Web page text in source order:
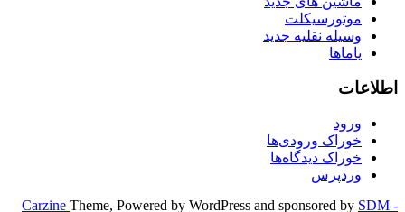
موتورسیکلت
وسیله نقلیه جدید
یاماها
اطلاعات
ورود
خوراک ورودی‌ها
خوراک دیدگاه‌ها
وردپرس
Carzine Theme, Powered by WordPress and sponsored by SDM -